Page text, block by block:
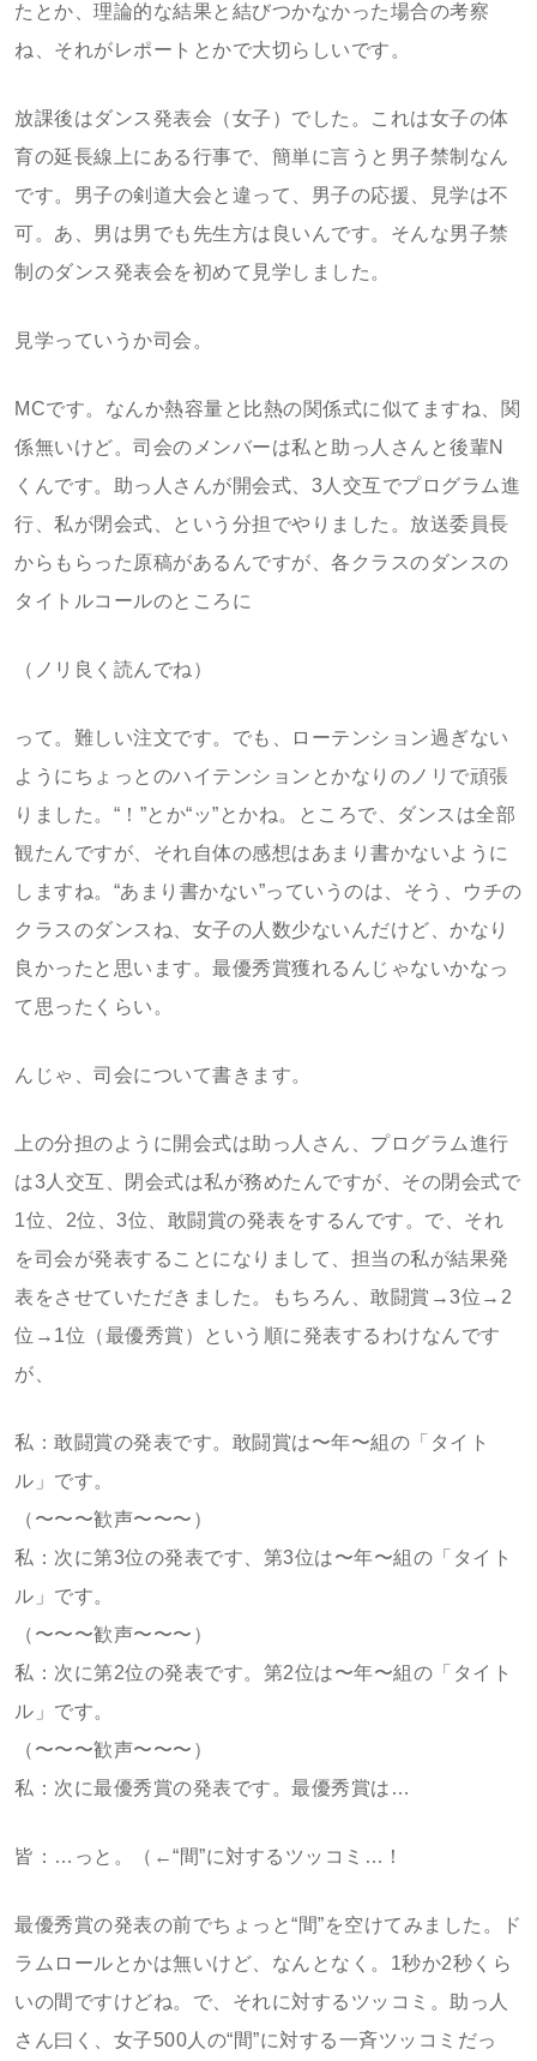
たとか、理論的な結果と結びつかなかった場合の考察
ね、それがレポートとかで大切らしいです。
放課後はダンス発表会（女子）でした。これは女子の体
育の延長線上にある行事で、簡単に言うと男子禁制なん
です。男子の剣道大会と違って、男子の応援、見学は不
可。あ、男は男でも先生方は良いんです。そんな男子禁
制のダンス発表会を初めて見学しました。
見学っていうか司会。
MCです。なんか熱容量と比熱の関係式に似てますね、関
係無いけど。司会のメンバーは私と助っ人さんと後輩N
くんです。助っ人さんが開会式、3人交互でプログラム進
行、私が閉会式、という分担でやりました。放送委員長
からもらった原稿があるんですが、各クラスのダンスの
タイトルコールのところに
（ノリ良く読んでね）
って。難しい注文です。でも、ローテンション過ぎない
ようにちょっとのハイテンションとかなりのノリで頑張
りました。“！”とか“ッ”とかね。ところで、ダンスは全部
観たんですが、それ自体の感想はあまり書かないように
しますね。“あまり書かない”っていうのは、そう、ウチの
クラスのダンスね、女子の人数少ないんだけど、かなり
良かったと思います。最優秀賞獲れるんじゃないかなっ
て思ったくらい。
んじゃ、司会について書きます。
上の分担のように開会式は助っ人さん、プログラム進行
は3人交互、閉会式は私が務めたんですが、その閉会式で
1位、2位、3位、敢闘賞の発表をするんです。で、それ
を司会が発表することになりまして、担当の私が結果発
表をさせていただきました。もちろん、敢闘賞→3位→2
位→1位（最優秀賞）という順に発表するわけなんです
が、
私：敢闘賞の発表です。敢闘賞は〜年〜組の「タイト
ル」です。
（〜〜〜歓声〜〜〜）
私：次に第3位の発表です、第3位は〜年〜組の「タイト
ル」です。
（〜〜〜歓声〜〜〜）
私：次に第2位の発表です。第2位は〜年〜組の「タイト
ル」です。
（〜〜〜歓声〜〜〜）
私：次に最優秀賞の発表です。最優秀賞は…
皆：…っと。（←“間”に対するツッコミ…！
最優秀賞の発表の前でちょっと“間”を空けてみました。ド
ラムロールとかは無いけど、なんとなく。1秒か2秒くら
いの間ですけどね。で、それに対するツッコミ。助っ人
さん曰く、女子500人の“間”に対する一斉ツッコミだっ